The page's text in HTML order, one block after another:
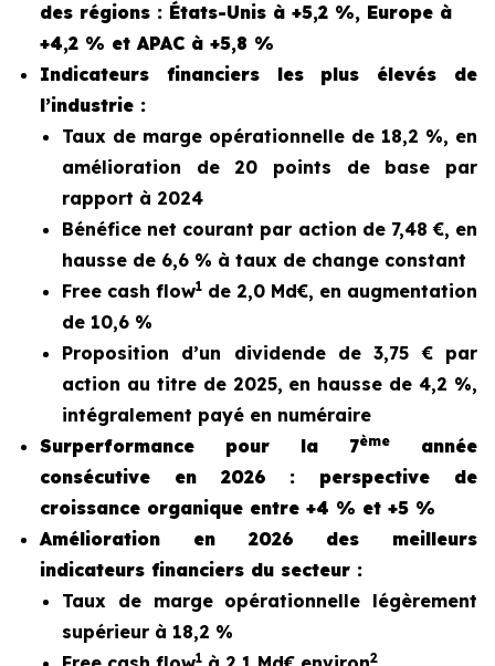
des régions : États-Unis à +5,2 %, Europe à
+4,2 % et APAC à +5,8 %
Indicateurs financiers les plus élevés de
l’industrie :
Taux de marge opérationnelle de 18,2 %, en
amélioration de 20 points de base par
rapport à 2024
Bénéfice net courant par action de 7,48 €, en
hausse de 6,6 % à taux de change constant
Free cash flow1 de 2,0 Md€, en augmentation
de 10,6 %
Proposition d’un dividende de 3,75 € par
action au titre de 2025, en hausse de 4,2 %,
intégralement payé en numéraire
Surperformance pour la 7ème
année
consécutive en 2026 : perspective de
croissance organique entre +4 % et +5 %
Amélioration en 2026 des meilleurs
indicateurs financiers du secteur :
Taux de marge opérationnelle légèrement
supérieur à 18,2 %
1 2